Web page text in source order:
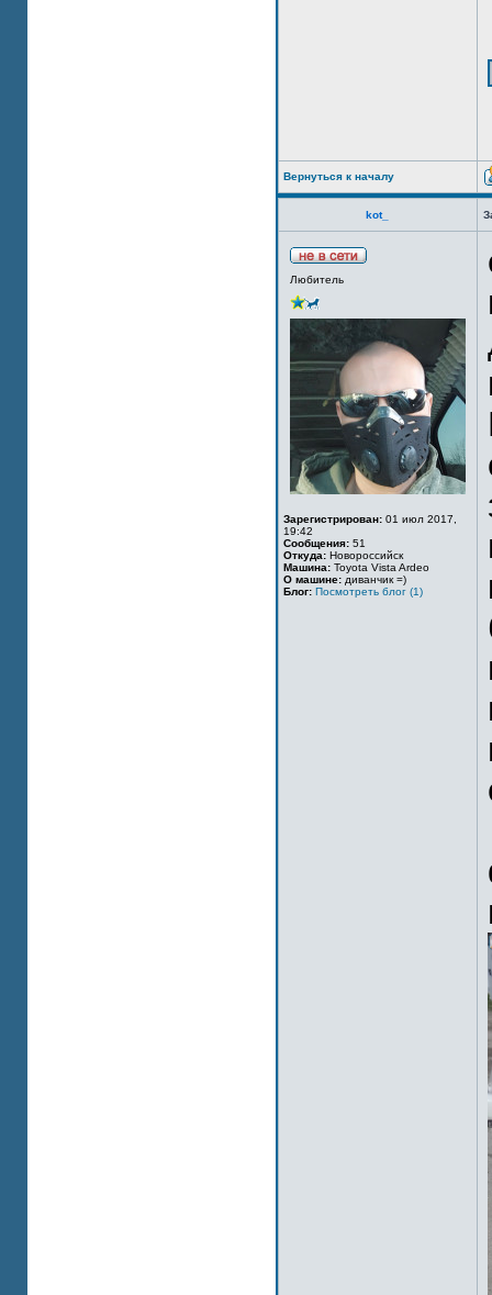
Вернуться к началу
kot_
Любитель
Зарегистрирован: 01 июл 2017,
19:42
Сообщения: 51
Откуда: Новороссийск
Машина: Toyota Vista Ardeo
О машине: диванчик =)
Блог: Посмотреть блог (1)